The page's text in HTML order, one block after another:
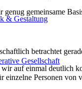
& Gestaltung
Gesellschaft
gemeinsame
betrachtet
auf einmal deutlich
Personen von